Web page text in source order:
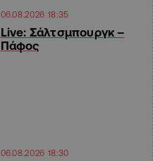
06.08.2026 18:35
Live: Σάλτσμπουργκ –
Πάφος
06.08.2026 18:30